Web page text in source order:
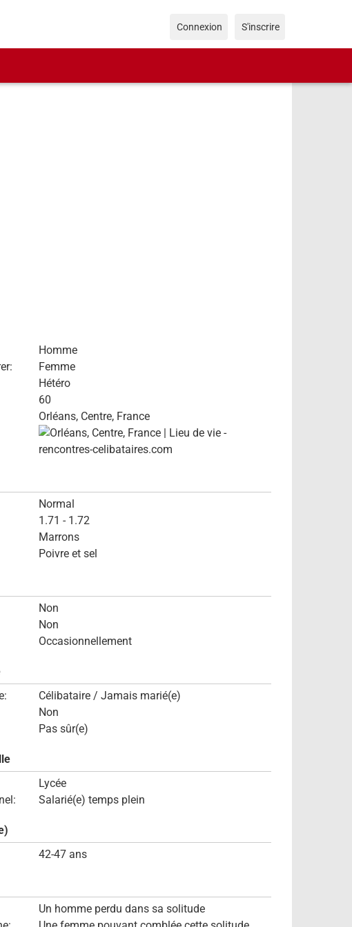
Connexion S'inscrire
Homme
Femme
Hétéro
60
Orléans, Centre, France
Normal
1.71 - 1.72
Marrons
Poivre et sel
Non
Non
Occasionnellement
Célibataire / Jamais marié(e)
Non
Pas sûr(e)
Lycée
Salarié(e) temps plein
42-47 ans
Un homme perdu dans sa solitude